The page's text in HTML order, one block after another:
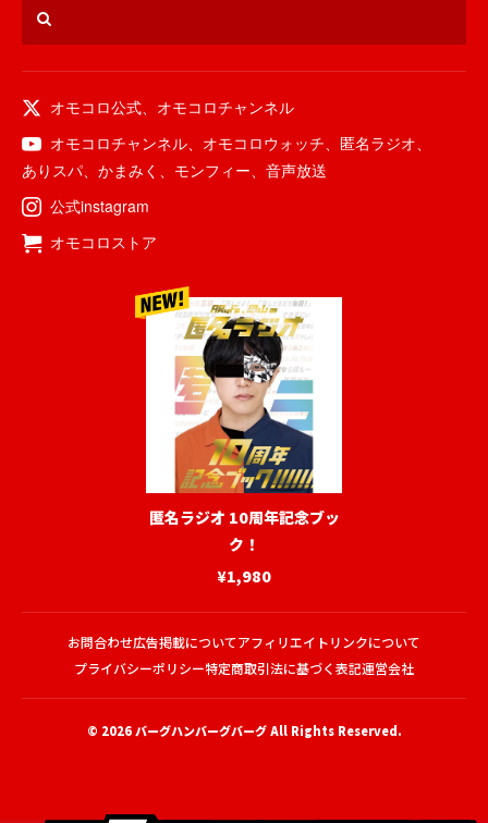
オモコロ公式、 オモコロチャンネル
オモコロチャンネル、 オモコロウォッチ、 匿名ラジオ、
ありスパ、 かまみく 、 モンフィー、 音声放送
公式instagram
オモコロストア
匿名ラジオ 10周年記念ブッ
ク！
¥1,980
お問合わせ広告掲載についてアフィリエイトリンクについて
プライバシーポリシー特定商取引法に基づく表記運営会社
© 2026バーグハンバーグバーグAll Rights Reserved.